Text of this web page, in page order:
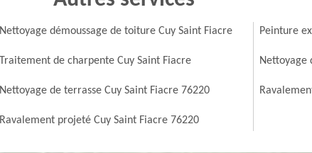
Nettoyage démoussage de toiture Cuy Saint Fiacre
Traitement de charpente Cuy Saint Fiacre
Nettoyage de terrasse Cuy Saint Fiacre 76220
Ravalement projeté Cuy Saint Fiacre 76220
Peinture
Nettoyage